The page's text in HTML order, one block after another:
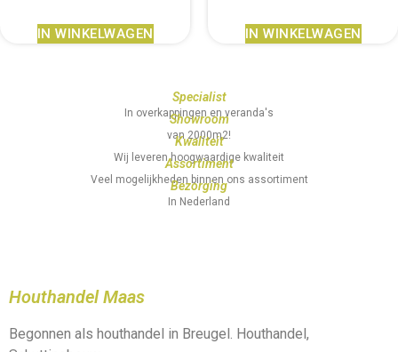
IN WINKELWAGEN IN WINKELWAGEN
Specialist
In overkappingen en veranda's
Showroom
van 2000m2!
Kwaliteit
Wij leveren hoogwaardige kwaliteit
Assortiment
Veel mogelijkheden binnen ons assortiment
Bezorging
In Nederland
Houthandel Maas
Begonnen als houthandel in Breugel. Houthandel,